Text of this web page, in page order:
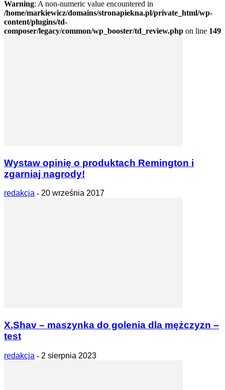
Warning: A non-numeric value encountered in
/home/markiewicz/domains/stronapiekna.pl/private_html/wp-
content/plugins/td-
composer/legacy/common/wp_booster/td_review.php on line 149
Wystaw opinię o produktach Remington i
zgarniaj nagrody!
redakcja - 20 września 2017
X.Shav – maszynka do golenia dla mężczyzn –
test
redakcja - 2 sierpnia 2023